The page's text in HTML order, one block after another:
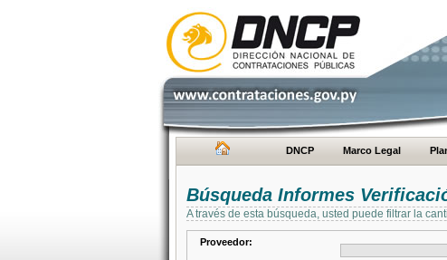
DNCP Marco Legal
Búsqueda Informes
A través de esta búsqueda, usted puede filtrar la
Proveedor: